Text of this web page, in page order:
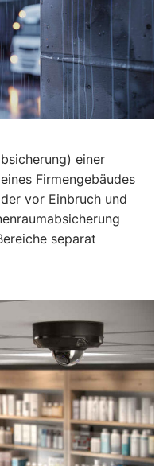
einer
Firmengebäudes
vor Einbruch und
separat